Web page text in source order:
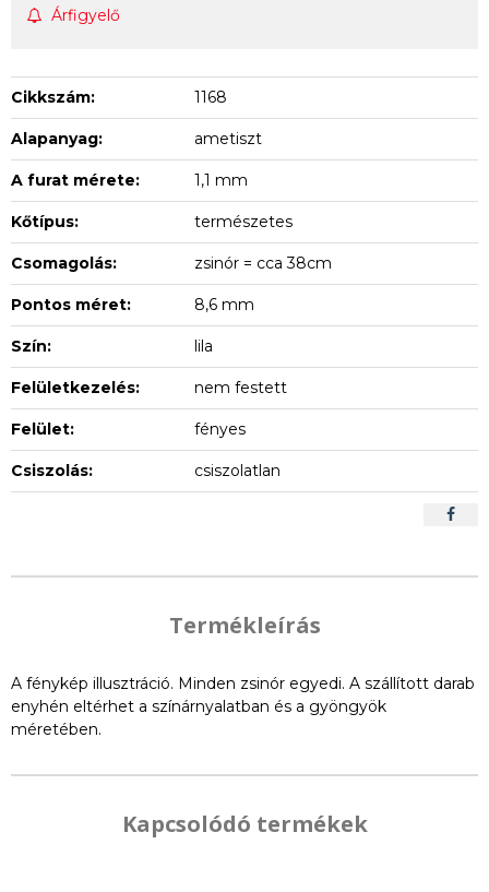
Árfigyelő
Cikkszám: 1168
Alapanyag: ametiszt
A furat mérete: 1,1 mm
Kőtípus: természetes
Csomagolás: zsinór = cca 38cm
Pontos méret: 8,6 mm
Szín: lila
Felületkezelés: nem festett
Felület: fényes
Csiszolás: csiszolatlan
Termékleírás
A fénykép illusztráció. Minden zsinór egyedi. A szállított darab
enyhén eltérhet a színárnyalatban és a gyöngyök
méretében.
Kapcsolódó termékek